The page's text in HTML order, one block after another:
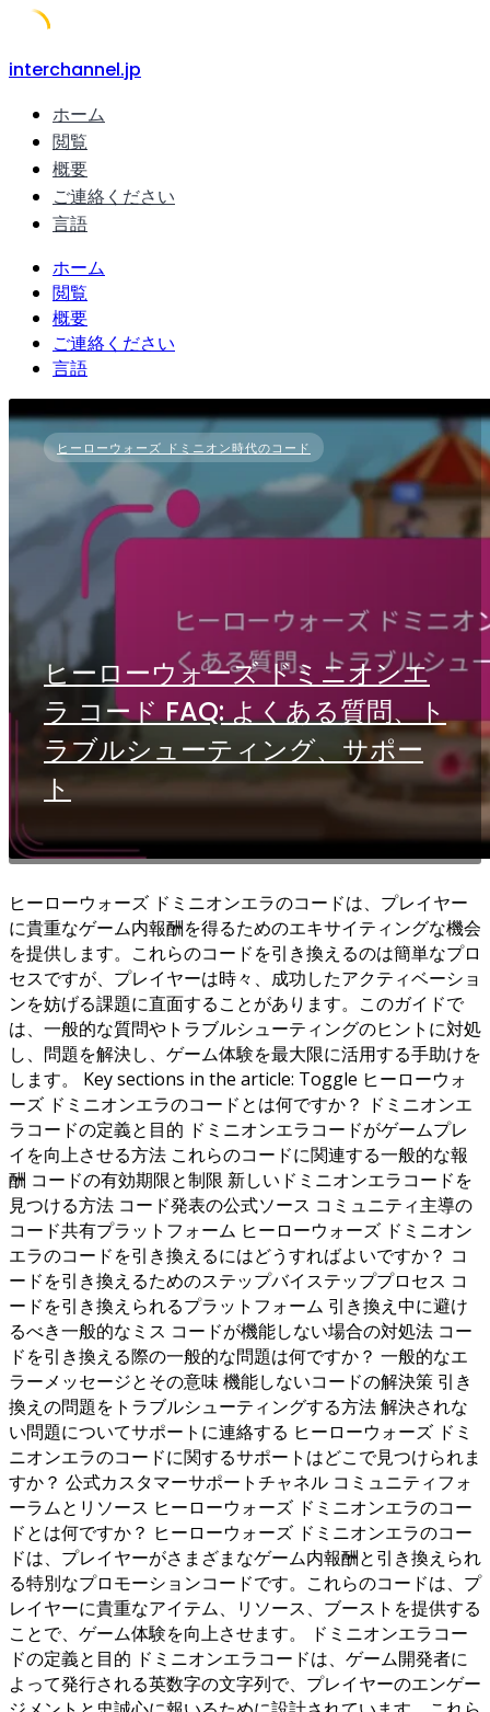
Skip
content
interchannel.jp
ホーム
閲覧
概要
ご連絡ください
言語
ホーム
閲覧
概要
ご連絡ください
言語
ヒーローウォーズ ドミニオン時代のコード
ヒーローウォーズ ドミニオンエ
ラ コード FAQ: よくある質問、ト
ラブルシューティング、サポー
ト
ヒーローウォーズ ドミニオンエラのコードは、プレイヤー
に貴重なゲーム内報酬を得るためのエキサイティングな機会
を提供します。これらのコードを引き換えるのは簡単なプロ
セスですが、プレイヤーは時々、成功したアクティベーショ
ンを妨げる課題に直面することがあります。このガイドで
は、一般的な質問やトラブルシューティングのヒントに対処
し、問題を解決し、ゲーム体験を最大限に活用する手助けを
します。 Key sections in the article: Toggle ヒーローウォ
ーズ ドミニオンエラのコードとは何ですか？ ドミニオンエ
ラコードの定義と目的 ドミニオンエラコードがゲームプレ
イを向上させる方法 これらのコードに関連する一般的な報
酬 コードの有効期限と制限 新しいドミニオンエラコードを
見つける方法 コード発表の公式ソース コミュニティ主導の
コード共有プラットフォーム ヒーローウォーズ ドミニオン
エラのコードを引き換えるにはどうすればよいですか？ コ
ードを引き換えるためのステップバイステッププロセス コ
ードを引き換えられるプラットフォーム 引き換え中に避け
るべき一般的なミス コードが機能しない場合の対処法 コー
ドを引き換える際の一般的な問題は何ですか？ 一般的なエ
ラーメッセージとその意味 機能しないコードの解決策 引き
換えの問題をトラブルシューティングする方法 解決されな
い問題についてサポートに連絡する ヒーローウォーズ ドミ
ニオンエラのコードに関するサポートはどこで見つけられま
すか？ 公式カスタマーサポートチャネル コミュニティフォ
ーラムとリソース ヒーローウォーズ ドミニオンエラのコー
ドとは何ですか？ ヒーローウォーズ ドミニオンエラのコー
ドは、プレイヤーがさまざまなゲーム内報酬と引き換えられ
る特別なプロモーションコードです。これらのコードは、プ
レイヤーに貴重なアイテム、リソース、ブーストを提供する
ことで、ゲーム体験を向上させます。 ドミニオンエラコー
ドの定義と目的 ドミニオンエラコードは、ゲーム開発者に
よって発行される英数字の文字列で、プレイヤーのエンゲー